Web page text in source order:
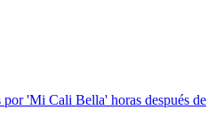
por 'Mi Cali Bella' horas después de